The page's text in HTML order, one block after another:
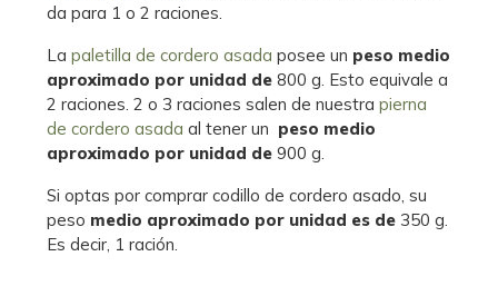
da para 1 o 2 raciones.
Lapaletilla de cordero asada posee un peso medio
aproximado por unidad de 800 g. Esto equivale a
2 raciones. 2 o 3 raciones salen de nuestrapierna
de cordero asadaal tener un peso medio
aproximado por unidad de 900 g.
Si optas por comprar codillo de cordero asado, su
peso medio aproximado por unidad es de 350 g.
Es decir, 1 ración.